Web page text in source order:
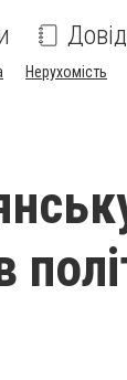
Нерухомість